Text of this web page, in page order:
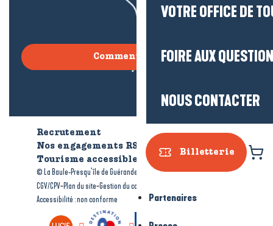
VOTRE OFFICE DE
FOIRE AUX
NOUS CONTACTER
Billetterie
Partenaires
Comment venir ?
Recrutement
Qui sommes-nous ?
Nos engagements RSE
Tourisme accessible
© La Baule-Presqu’île de Guérande tourisme-Mentions légales-
CGV/CPV-Plan du site-Gestion du consentement
Accessibilité : non conforme